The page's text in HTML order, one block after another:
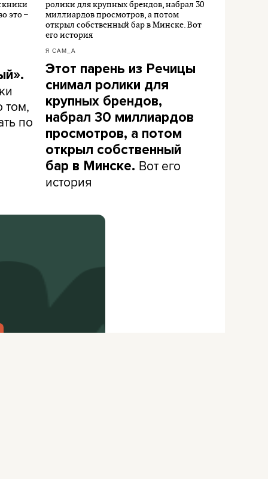
том,
по
Я САМ_А
Этот парень из Речицы
снимал ролики для
крупных брендов,
набрал 30 миллиардов
просмотров, а потом
открыл собственный
бар в Минске. Вот его
история